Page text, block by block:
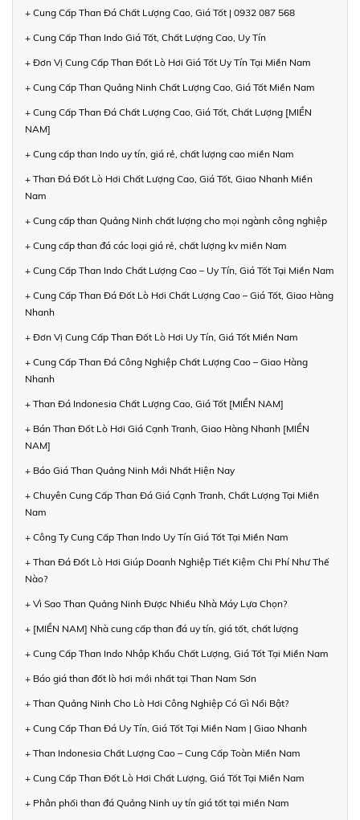
+ Cung Cấp Than Đá Chất Lượng Cao, Giá Tốt | 0932 087 568
+ Cung Cấp Than Indo Giá Tốt, Chất Lượng Cao, Uy Tín
+ Đơn Vị Cung Cấp Than Đốt Lò Hơi Giá Tốt Uy Tín Tại Miền Nam
+ Cung Cấp Than Quảng Ninh Chất Lượng Cao, Giá Tốt Miền Nam
+ Cung Cấp Than Đá Chất Lượng Cao, Giá Tốt, Chất Lượng [MIỀN
NAM]
+ Cung cấp than Indo uy tín, giá rẻ, chất lượng cao miền Nam
+ Than Đá Đốt Lò Hơi Chất Lượng Cao, Giá Tốt, Giao Nhanh Miền
Nam
+ Cung cấp than Quảng Ninh chất lượng cho mọi ngành công nghiệp
+ Cung cấp than đá các loại giá rẻ, chất lượng kv miền Nam
+ Cung Cấp Than Indo Chất Lượng Cao – Uy Tín, Giá Tốt Tại Miền Nam
+ Cung Cấp Than Đá Đốt Lò Hơi Chất Lượng Cao – Giá Tốt, Giao Hàng
Nhanh
+ Đơn Vị Cung Cấp Than Đốt Lò Hơi Uy Tín, Giá Tốt Miền Nam
+ Cung Cấp Than Đá Công Nghiệp Chất Lượng Cao – Giao Hàng
Nhanh
+ Than Đá Indonesia Chất Lượng Cao, Giá Tốt [MIỀN NAM]
+ Bán Than Đốt Lò Hơi Giá Cạnh Tranh, Giao Hàng Nhanh [MIỀN
NAM]
+ Báo Giá Than Quảng Ninh Mới Nhất Hiện Nay
+ Chuyên Cung Cấp Than Đá Giá Cạnh Tranh, Chất Lượng Tại Miền
Nam
+ Công Ty Cung Cấp Than Indo Uy Tín Giá Tốt Tại Miền Nam
+ Than Đá Đốt Lò Hơi Giúp Doanh Nghiệp Tiết Kiệm Chi Phí Như Thế
Nào?
+ Vì Sao Than Quảng Ninh Được Nhiều Nhà Máy Lựa Chọn?
+ [MIỀN NAM] Nhà cung cấp than đá uy tín, giá tốt, chất lượng
+ Cung Cấp Than Indo Nhập Khẩu Chất Lượng, Giá Tốt Tại Miền Nam
+ Báo giá than đốt lò hơi mới nhất tại Than Nam Sơn
+ Than Quảng Ninh Cho Lò Hơi Công Nghiệp Có Gì Nổi Bật?
+ Cung Cấp Than Đá Uy Tín, Giá Tốt Tại Miền Nam | Giao Nhanh
+ Than Indonesia Chất Lượng Cao – Cung Cấp Toàn Miền Nam
+ Cung Cấp Than Đốt Lò Hơi Chất Lượng, Giá Tốt Tại Miền Nam
+ Phân phối than đá Quảng Ninh uy tín giá tốt tại miền Nam